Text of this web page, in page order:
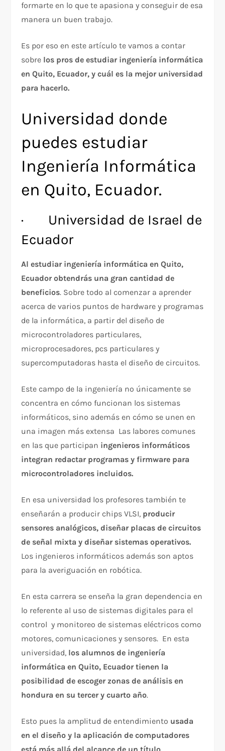
formarte en lo que te apasiona y conseguir de esa
manera un buen trabajo.
Es por eso en este artículo te vamos a contar
sobre los pros de estudiar ingeniería informática
en Quito, Ecuador, y cuál es la mejor universidad
para hacerlo.
Universidad donde
puedes estudiar
Ingeniería Informática
en Quito, Ecuador.
· Universidad de Israel de
Ecuador
Al estudiar ingeniería informática en Quito,
Ecuador obtendrás una gran cantidad de
beneficios. Sobre todo al comenzar a aprender
acerca de varios puntos de hardware y programas
de la informática, a partir del diseño de
microcontroladores particulares,
microprocesadores, pcs particulares y
supercomputadoras hasta el diseño de circuitos.
Este campo de la ingeniería no únicamente se
concentra en cómo funcionan los sistemas
informáticos, sino además en cómo se unen en
una imagen más extensa Las labores comunes
en las que participan ingenieros informáticos
integran redactar programas y firmware para
microcontroladores incluidos.
En esa universidad los profesores también te
enseñarán a producir chips VLSI, producir
sensores analógicos, diseñar placas de circuitos
de señal mixta y diseñar sistemas operativos.
Los ingenieros informáticos además son aptos
para la averiguación en robótica.
En esta carrera se enseña la gran dependencia en
lo referente al uso de sistemas digitales para el
control y monitoreo de sistemas eléctricos como
motores, comunicaciones y sensores. En esta
universidad, los alumnos de ingeniería
informática en Quito, Ecuador tienen la
posibilidad de escoger zonas de análisis en
hondura en su tercer y cuarto año.
Esto pues la amplitud de entendimiento usada
en el diseño y la aplicación de computadores